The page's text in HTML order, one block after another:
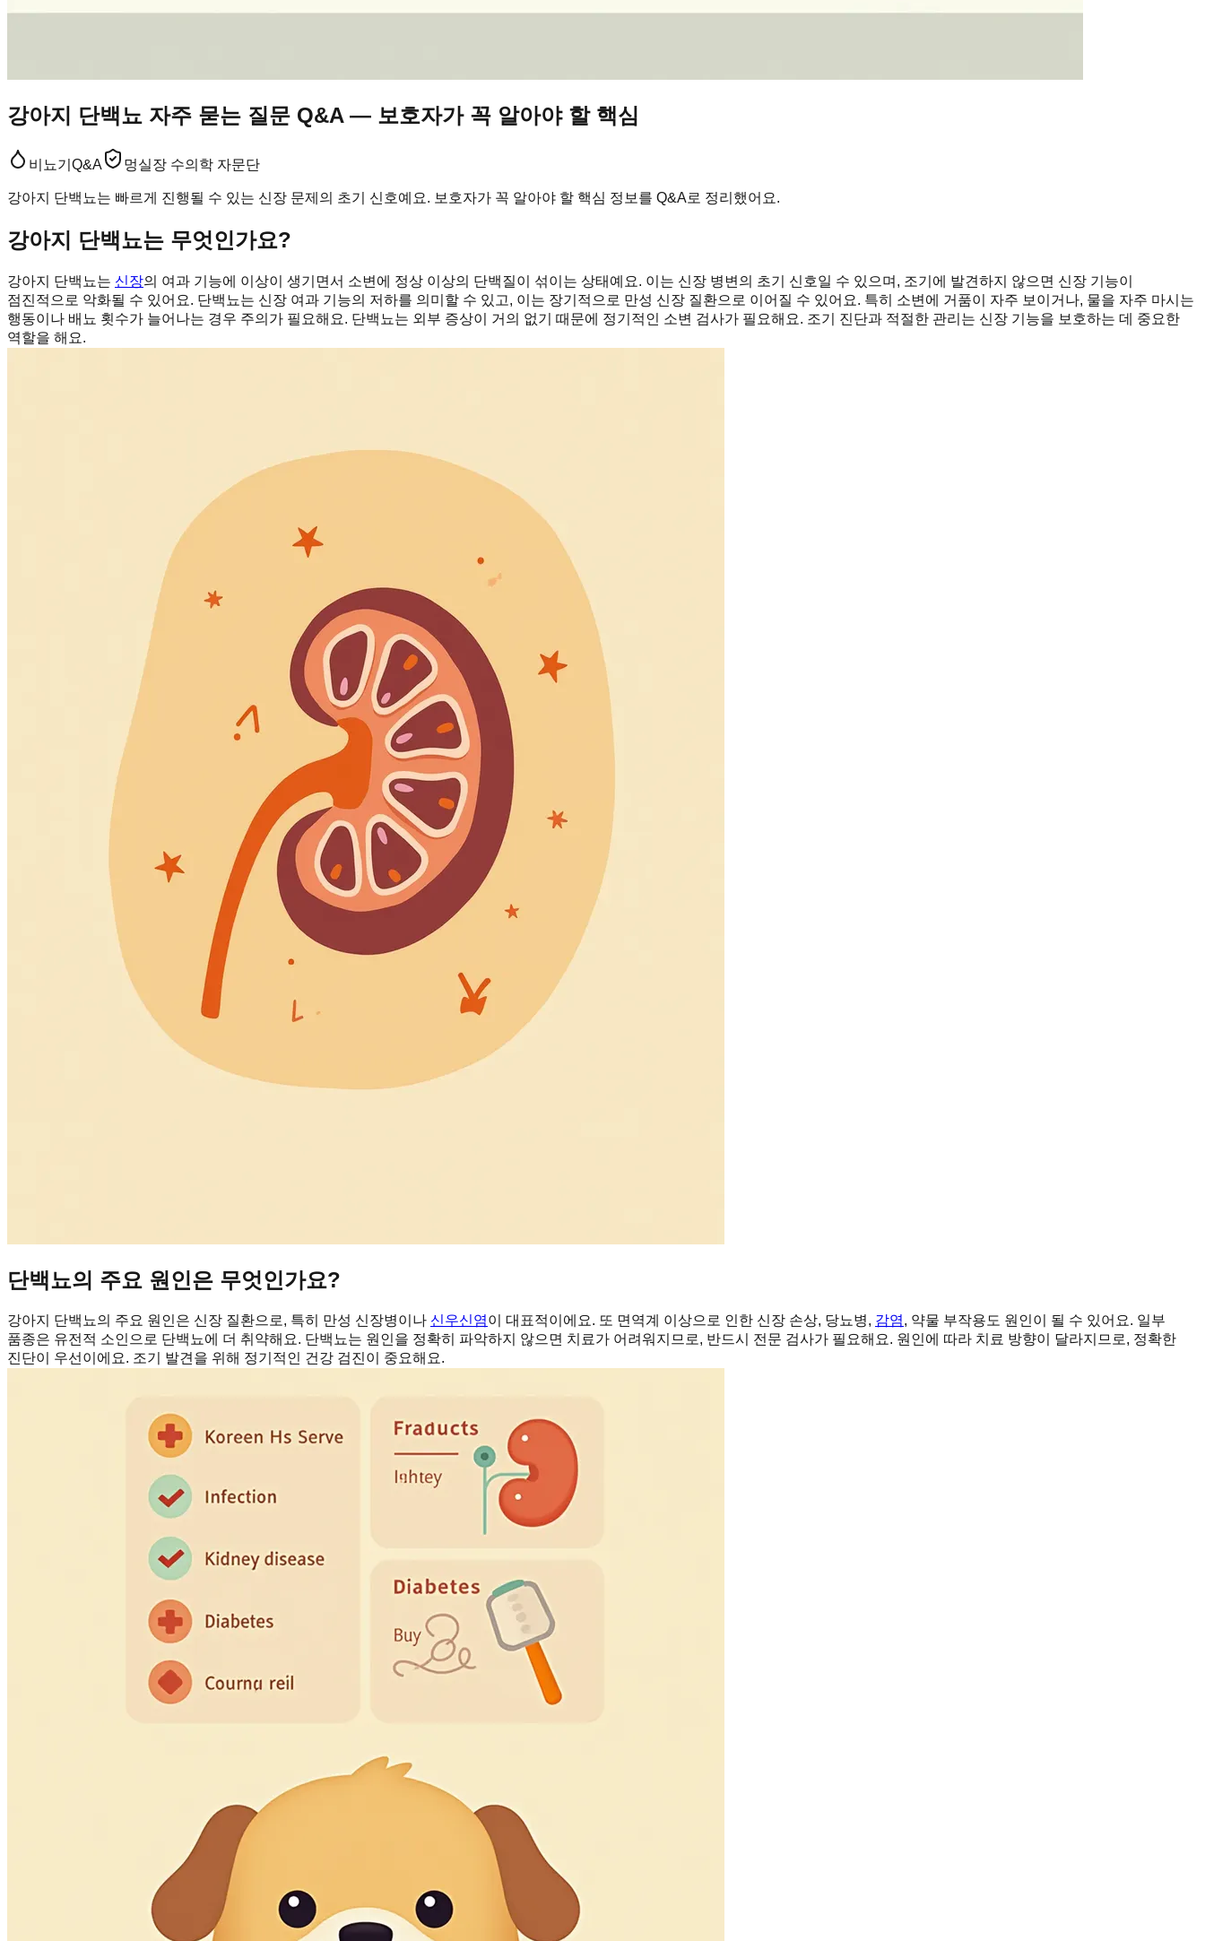
강아지 단백뇨 자주 묻는 질문 Q&A — 보호자가 꼭 알아야 할 핵심
비뇨기 Q&A 멍실장 수의학 자문단
강아지 단백뇨는 빠르게 진행될 수 있는 신장 문제의 초기 신호예요. 보호자가 꼭 알아야 할 핵심 정보를 Q&A로 정리했어요.
강아지 단백뇨는 무엇인가요?
강아지 단백뇨는 신장의 여과 기능에 이상이 생기면서 소변에 정상 이상의 단백질이 섞이는 상태예요. 이는 신장 병변의 초기 신호일 수 있으며, 조기에 발견하지 않으면 신장 기능이
점진적으로 악화될 수 있어요. 단백뇨는 신장 여과 기능의 저하를 의미할 수 있고, 이는 장기적으로 만성 신장 질환으로 이어질 수 있어요. 특히 소변에 거품이 자주 보이거나, 물을 자주 마시는
행동이나 배뇨 횟수가 늘어나는 경우 주의가 필요해요. 단백뇨는 외부 증상이 거의 없기 때문에 정기적인 소변 검사가 필요해요. 조기 진단과 적절한 관리는 신장 기능을 보호하는 데 중요한
역할을 해요.
단백뇨의 주요 원인은 무엇인가요?
강아지 단백뇨의 주요 원인은 신장 질환으로, 특히 만성 신장병이나 신우신염이 대표적이에요. 또 면역계 이상으로 인한 신장 손상, 당뇨병, 감염, 약물 부작용도 원인이 될 수 있어요. 일부
품종은 유전적 소인으로 단백뇨에 더 취약해요. 단백뇨는 원인을 정확히 파악하지 않으면 치료가 어려워지므로, 반드시 전문 검사가 필요해요. 원인에 따라 치료 방향이 달라지므로, 정확한
진단이 우선이에요. 조기 발견을 위해 정기적인 건강 검진이 중요해요.